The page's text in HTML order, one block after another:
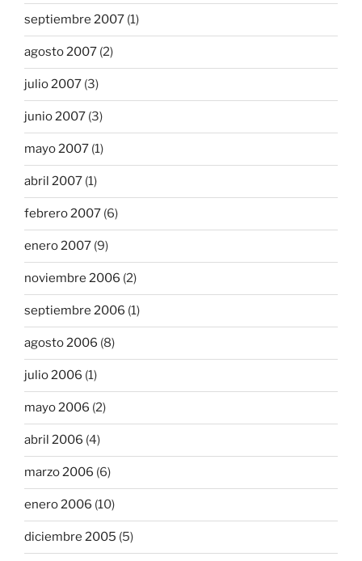
septiembre 2007 (1)
agosto 2007 (2)
julio 2007 (3)
junio 2007 (3)
mayo 2007 (1)
abril 2007 (1)
febrero 2007 (6)
enero 2007 (9)
noviembre 2006 (2)
septiembre 2006 (1)
agosto 2006 (8)
julio 2006 (1)
mayo 2006 (2)
abril 2006 (4)
marzo 2006 (6)
enero 2006 (10)
diciembre 2005 (5)